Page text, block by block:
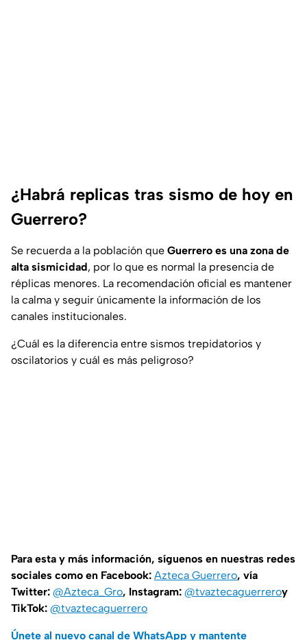
¿Habrá replicas tras sismo de hoy en
Guerrero?
Se recuerda a la población que Guerrero es una zona de
alta sismicidad, por lo que es normal la presencia de
réplicas menores. La recomendación oficial es mantener
la calma y seguir únicamente la información de los
canales institucionales.
¿Cuál es la diferencia entre sismos trepidatorios y
oscilatorios y cuál es más peligroso?
Para esta y más información, síguenos en nuestras redes
sociales como en Facebook: Azteca Guerrero, vía
Twitter: @Azteca_Gro, Instagram: @tvaztecaguerreroy
TikTok: @tvaztecaguerrero
Únete al nuevo canal de WhatsApp y mantente